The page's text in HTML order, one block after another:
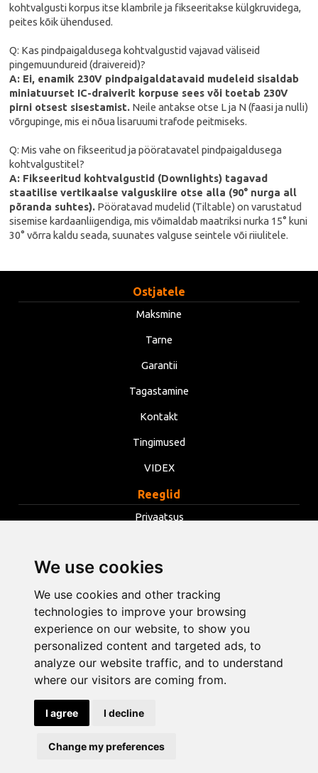
We use cookies
We use cookies and other tracking
technologies to improve your browsing
experience on our website, to show you
personalized content and targeted ads, to
analyze our website traffic, and to understand
where our visitors are coming from.
I agree I decline
Change my preferences
kohtvalgusti korpus itse klambrile ja fikseeritakse külgkruvidega,
peites kõik ühendused.
Q: Kas pindpaigaldusega kohtvalgustid vajavad väliseid
pingemuundureid (draivereid)?
A: Ei, enamik 230V pindpaigaldatavaid mudeleid sisaldab
miniatuurset IC-draiverit korpuse sees või toetab 230V
pirni otsest sisestamist. Neile antakse otse L ja N (faasi ja nulli)
võrgupinge, mis ei nõua lisaruumi trafode peitmiseks.
Q: Mis vahe on fikseeritud ja pööratavatel pindpaigaldusega
kohtvalgustitel?
A: Fikseeritud kohtvalgustid (Downlights) tagavad
staatilise vertikaalse valguskiire otse alla (90° nurga all
põranda suhtes). Pööratavad mudelid (Tiltable) on varustatud
sisemise kardaanliigendiga, mis võimaldab maatriksi nurka 15° kuni
30° võrra kaldu seada, suunates valguse seintele või riiulitele.
Ostjatele
Maksmine
Tarne
Garantii
Tagastamine
Kontakt
Tingimused
VIDEX
Reeglid
Privaatsus
Küpsised
Muuda küpsiste seadeid
info@opentools.lv +371 26272360
Kaubanduspartner: varle.lt
Disain ja arendus